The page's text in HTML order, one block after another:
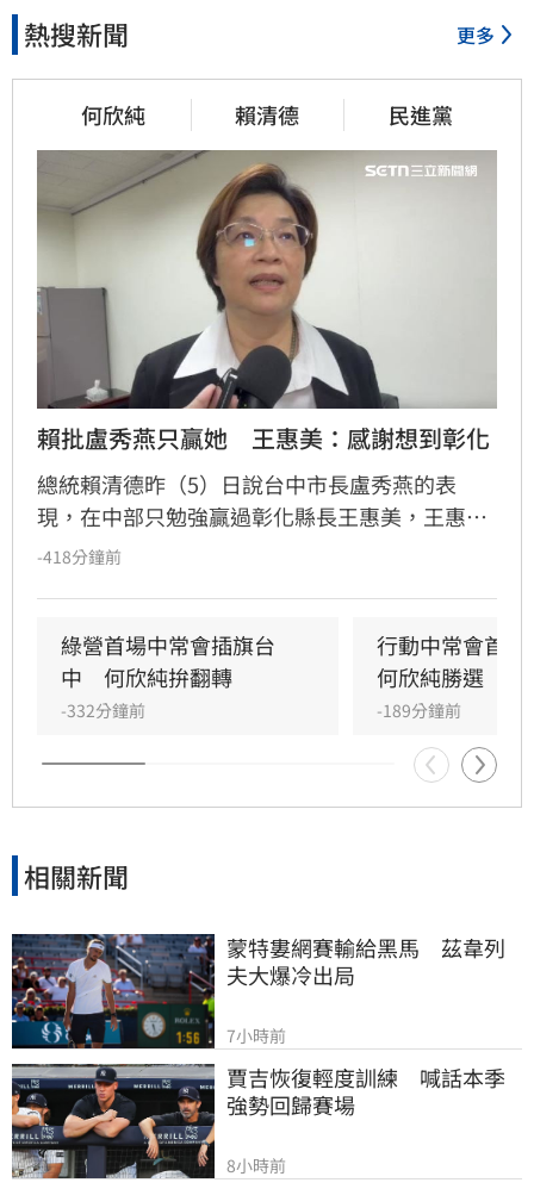
熱搜新聞 更多
何欣純 賴清德 民進黨
賴批盧秀燕只贏她　王惠美：感謝想到彰化
總統賴清德昨（5）日說台中市長盧秀燕的表
現，在中部只勉強贏過彰化縣長王惠美，王惠美
早上有回應、不過語氣酸溜溜。
-418分鐘前
綠營首場中常會插旗台
中　何欣純拚翻轉
-332分鐘前
行動中常會首選
何欣純勝選
-189分鐘前
相關新聞
蒙特婁網賽輸給黑馬　茲韋列
夫大爆冷出局
7小時前
賈吉恢復輕度訓練　喊話本季
強勢回歸賽場
8小時前